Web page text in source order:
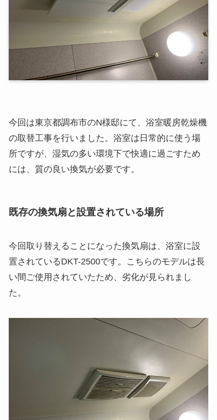
今回は東京都調布市のN様邸にて、浴室暖房乾燥機
の取替工事を行いました。浴室は日常的に使う場
所ですが、湿気の多い環境下で快適に過ごすため
には、質の良い換気が必要です。
既存の換気扇と設置されている場所
今回取り替えることになった換気扇は、浴室に設
置されているDKT-2500です。こちらのモデルは長
い間ご使用されていたため、劣化が見られまし
た。